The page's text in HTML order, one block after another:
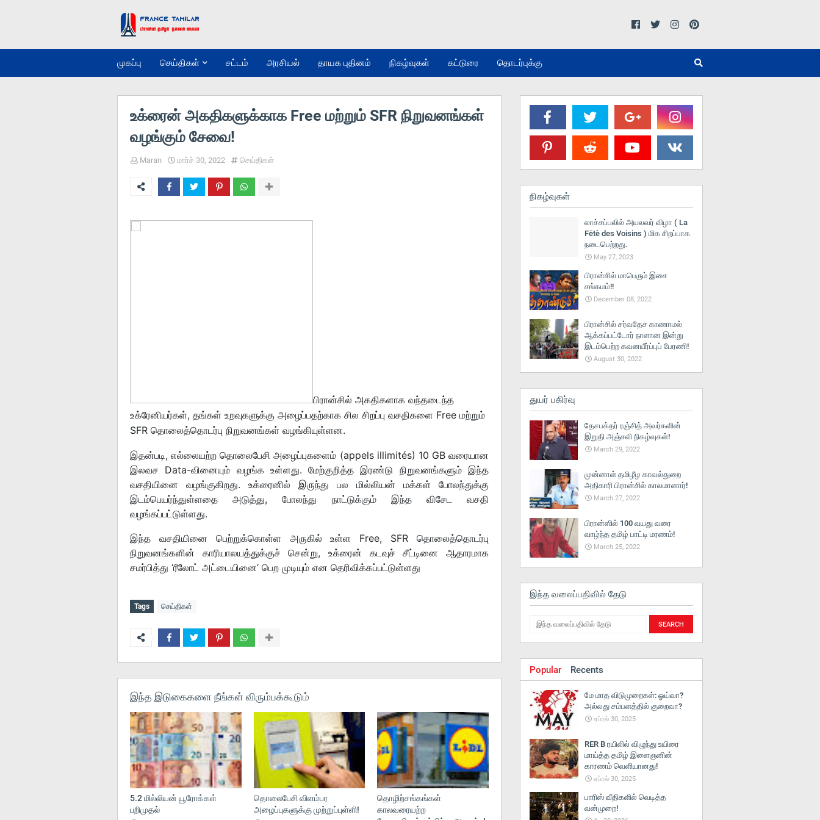
முகப்பு செய்திகள் சட்டம் அரசியல் தாயக புதினம் நிகழ்வுகள் கட்டுரை தொடர்புக்கு
உக்ரைன் அகதிகளுக்காக Free மற்றும் SFR நிறுவனங்கள்
வழங்கும் சேவை!
Maran மார்ச் 30, 2022 செய்திகள்
பிரான்சில் அகதிகளாக வந்தடைந்த
உக்ரேனியர்கள், தங்கள் உறவுகளுக்கு அழைப்பதற்காக சில சிறப்பு வசதிகளை Free மற்றும்
SFR தொலைத்தொடர்பு நிறுவனங்கள் வழங்கியுள்ளன.
இதன்படி, எல்லையற்ற தொலைபேசி அழைப்புகளைம் (appels illimités) 10 GB வரையான
இலவச Data-வினையும் வழங்க உள்ளது. மேற்குறித்த இரண்டு நிறுவனங்களும் இந்த
வசதியினை வழங்குகிறது. உக்ரைனில் இருந்து பல மில்லியன் மக்கள் போலந்துக்கு
இடம்பெயர்ந்துள்ளதை அடுத்து, போலந்து நாட்டுக்கும் இந்த விசேட வசதி
வழங்கப்பட்டுள்ளது.
இந்த வசதியினை பெற்றுக்கொள்ள அருகில் உள்ள Free, SFR தொலைத்தொடர்பு
நிறுவனங்களின் காரியாலயத்துக்குச் சென்று, உக்ரைன் கடவுச் சீட்டினை ஆதாரமாக
சமர்பித்து ‘ரீலோட் அட்டையினை’ பெற முடியும் என தெரிவிக்கப்பட்டுள்ளது
Tags செய்திகள்
இந்த இடுகைகளை நீங்கள் விரும்பக்கூடும்
5.2 மில்லியன் யூரோக்கள்
பறிமுதல்
தொலைபேசி விளம்பர
அழைப்புகளுக்கு முற்றுப்புள்ளி!
தொழிற்சங்கங்கள்
காலவரையற்ற
நிகழ்வுகள்
லாச்சப்பலில் அயலவர் விழா ( La
Fētè des Voisins ) மிக சிறப்பாக
நடைபெற்றது.
May 27, 2023
பிரான்சில் மாபெரும் இசை
சங்கமம்!!
December 08, 2022
பிரான்சில் சர்வதேச காணாமல்
ஆக்கப்பட்டோர் நாளான இன்று
இடம்பெற்ற கவனயீர்ப்புப் பேரணி!
August 30, 2022
துயர் பகிர்வு
தேசபக்தர் ரஞ்சித் அவர்களின்
இறுதி அஞ்சலி நிகழ்வுகள்!
March 29, 2022
முன்னாள் தமிழீழ காவல்துறை
அதிகாரி பிரான்சில் காலமானார்!
March 27, 2022
பிரான்ஸில் 100 வயது வரை
வாழ்ந்த தமிழ் பாட்டி மரணம்!
March 25, 2022
இந்த வலைப்பதிவில் தேடு
Popular Recents
மே மாத விடுமுறைகள்: ஓய்வா?
அல்லது சம்பளத்தில் குறைவா?
ஏப்ரல் 30, 2025
RER B ரயிலில் விழுந்து உயிரை
மாய்த்த தமிழ் இளைஞனின்
காரணம் வெளியானது!
ஏப்ரல் 30, 2025
பாரிஸ் வீதிகளில் வெடித்த
வன்முறை!